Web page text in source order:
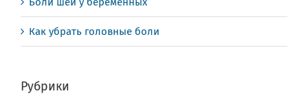
Как убрать головные боли
Рубрики